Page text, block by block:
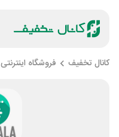
کانال تخفیف فروشگاه اینترنتی